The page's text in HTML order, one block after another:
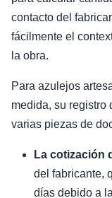
contacto del
fácilmente el
la obra.
Para azulejos
medida, su registro
varias piezas de
La cotización
del fabricante,
días debido a